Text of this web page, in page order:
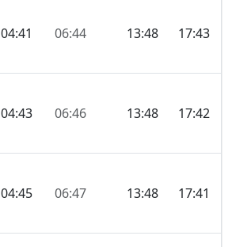
04:41 06:44 13:48 17:43
04:43 06:46 13:48 17:42
04:45 06:47 13:48 17:41